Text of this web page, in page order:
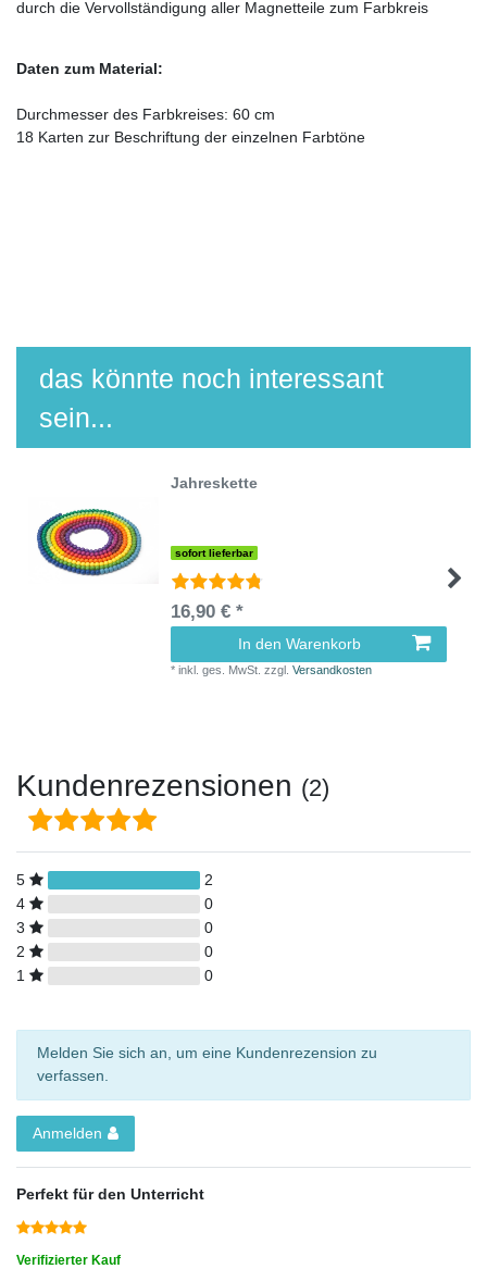
durch die Vervollständigung aller Magnetteile zum Farbkreis
Daten zum Material:
Durchmesser des Farbkreises: 60 cm
18 Karten zur Beschriftung der einzelnen Farbtöne
das könnte noch interessant
sein...
Jahreskette
sofort lieferbar
16,90 € *
In den Warenkorb
*inkl. ges. MwSt. zzgl.Versandkosten
Kundenrezensionen (2)
5
2
4
0
3
0
2
0
1
0
Melden Sie sich an, um eine Kundenrezension zu
verfassen.
Anmelden
Perfekt für den Unterricht
Verifizierter Kauf